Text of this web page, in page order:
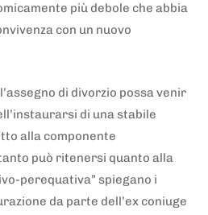
più debole che abbia
con un nuovo
di divorzio possa venir
di una stabile
alla componente
può ritenersi quanto alla
perequativa” spiegano i
da parte dell’ex coniuge